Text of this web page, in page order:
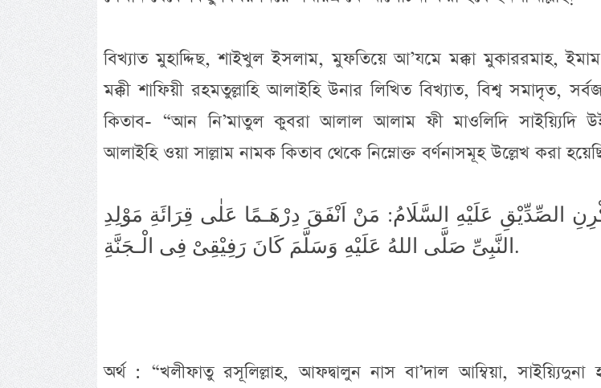
বিখ্যাত মুহাদ্দিছ, শাইখুল ইসলাম, মুফতিয়ে আ’যমে মক্কা মুকাররমাহ,
মক্কী শাফিয়ী রহমতুল্লাহি আলাইহি উনার লিখিত বিখ্যাত, বিশ্ব সমাদৃত,
কিতাব- “আন নি’মাতুল কুবরা আলাল আলাম ফী মাওলিদি সাইয়্যিদি
আলাইহি ওয়া সাল্লাম নামক কিতাব থেকে নিম্নোক্ত বর্ণনাসমূহ উল্লেখ করা
الصِّدِّيْقِ عَلَيْهِ السَّلَامُ: مَنْ اَنْفَقَ دِرْهَـمًا عَلٰى قِرَائَةِ مَوْلِدِ
النَّبِىِّ صَلَّى اللهُ عَلَيْهِ وَسَلَّمَ كَانَ رَفِيْقِىْ فِى الْـجَنَّةِ.
অর্থ : “খলীফাতু রসূলিল্লাহ, আফদ্বালুন নাস বা’দাল আম্বিয়া, সাইয়্যিদুনা